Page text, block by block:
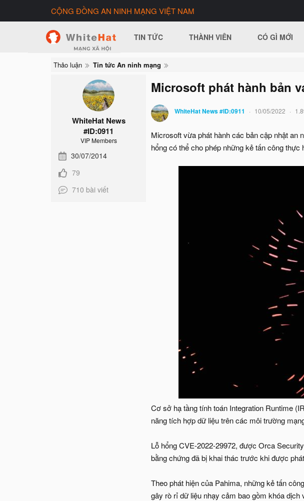
CỘNG ĐỒNG AN NINH MẠNG VIỆT NAM
TIN TỨC THÀNH VIÊN CÓ GÌ MỚI
Thảo luận Tin tức An ninh mạng
WhiteHat News
#ID:0911
VIP Members
30/07/2014
79
710 bài viết
Microsoft phát hành bản
WhiteHat News #ID:0911 10/05/2022
Microsoft vừa phát hành các bản cập nhật an
hổng có thể cho phép những kẻ tấn công
Cơ sở hạ tầng tính toán Integration Runtime
năng tích hợp dữ liệu trên các môi trường
Lỗ hổng CVE-2022-29972, được Orca
bằng chứng đã bị khai thác trước khi được
Theo phát hiện của Pahima, những kẻ tấn
gây rò rỉ dữ liệu nhạy cảm bao gồm khóa